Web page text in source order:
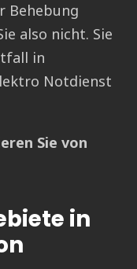
Behebung
also nicht. Sie
in
Notdienst
Sie von
in